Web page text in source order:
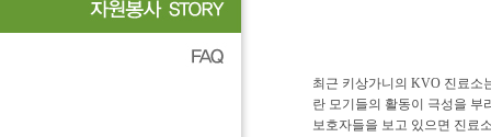
최근 키상가니의 KVO 진료소
란 모기들의 활동이 극성을 부
보호자들을 보고 있으면 진료